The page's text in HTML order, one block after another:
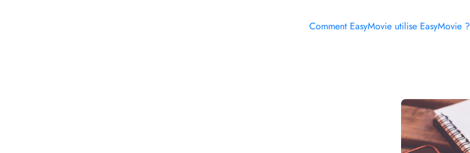
Comment EasyMovie utilise EasyMovie ?